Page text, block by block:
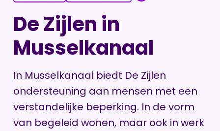
De Zijlen in
Musselkanaal
In Musselkanaal biedt De Zijlen
ondersteuning aan mensen met een
verstandelijke beperking. In de vorm
van begeleid wonen, maar ook in werk